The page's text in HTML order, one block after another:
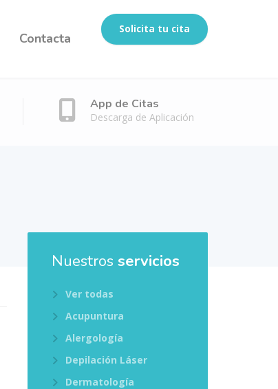
Contacta
Solicita tu cita
App de Citas
Descarga de Aplicación
Nuestros servicios
Ver todas
Acupuntura
Alergología
Depilación Láser
Dermatología